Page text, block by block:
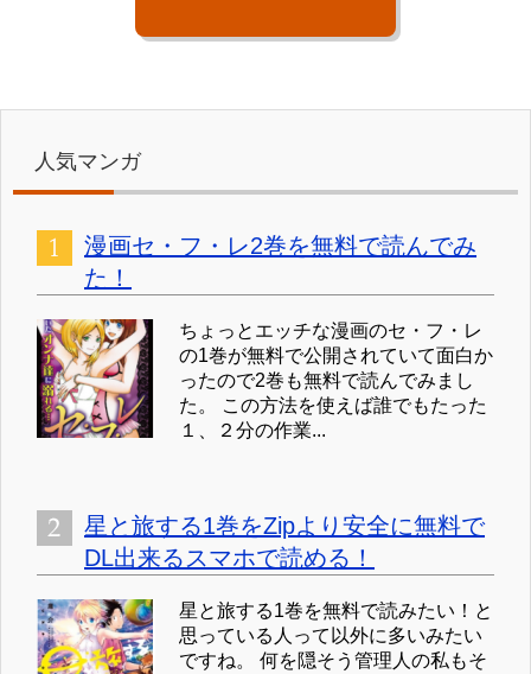
人気マンガ
漫画セ・フ・レ2巻を無料で読んでみ
た！
ちょっとエッチな漫画のセ・フ・レ
の1巻が無料で公開されていて面白か
ったので2巻も無料で読んでみまし
た。 この方法を使えば誰でもたった
１、２分の作業...
星と旅する1巻をZipより安全に無料で
DL出来るスマホで読める！
星と旅する1巻を無料で読みたい！と
思っている人って以外に多いみたい
ですね。 何を隠そう管理人の私もそ